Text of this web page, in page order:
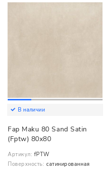
В наличии
Fap Maku 80 Sand Satin
(Fptw) 80x80
Артикул: fPTW
Поверхность: сатинированная